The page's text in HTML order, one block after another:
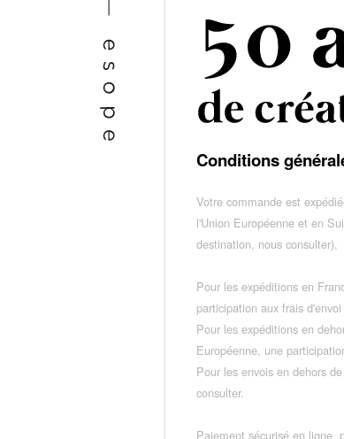
Conditions
Votre commande est
l'Union Européenne et en
destination, nous consulter),
Pour les expéditions en
participation aux frais
Pour les expéditions en
Européenne, une
Pour les envois en dehors
consulter.
Paiement sécurisé en ligne,